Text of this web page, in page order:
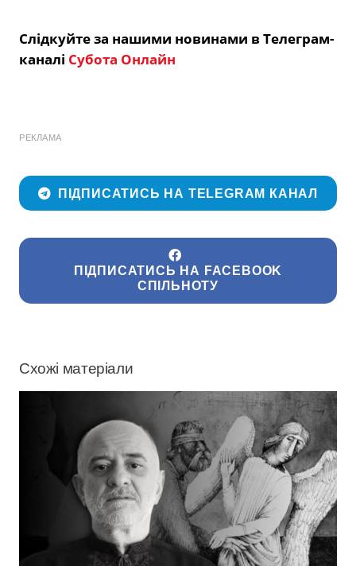
Слідкуйте за нашими новинами в Телеграм-
каналі Субота Онлайн
РЕКЛАМА
ПІДПИСАТИСЬ НА TELEGRAM КАНАЛ
ПІДПИСАТИСЬ НА FACEBOOK
СПІЛЬНОТУ
Схожі матеріали